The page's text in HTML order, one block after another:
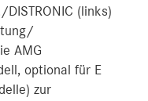
(links)
AMG
optional für E
zur